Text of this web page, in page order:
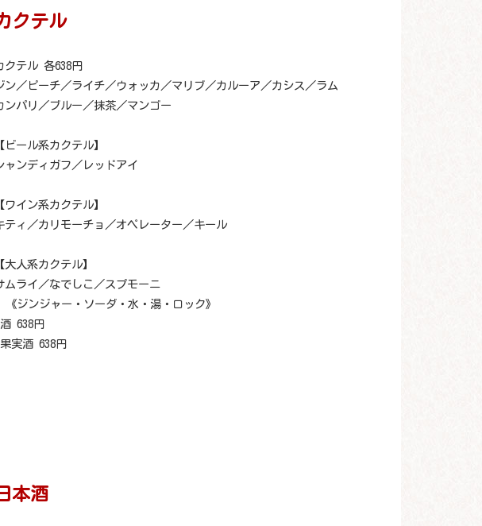
クテル
クテル 各638円
ン／ピーチ／ライチ／ウォッカ／マリブ／カルーア／カシス／ラム
ンパリ／ブルー／抹茶／マンゴー
【ビール系カクテル】
ャンディガフ／レッドアイ
【ワイン系カクテル】
ティ／カリモーチョ／オペレーター／キール
【大人系カクテル】
ムライ／なでしこ／スプモーニ
638円
実酒 638円
日本酒